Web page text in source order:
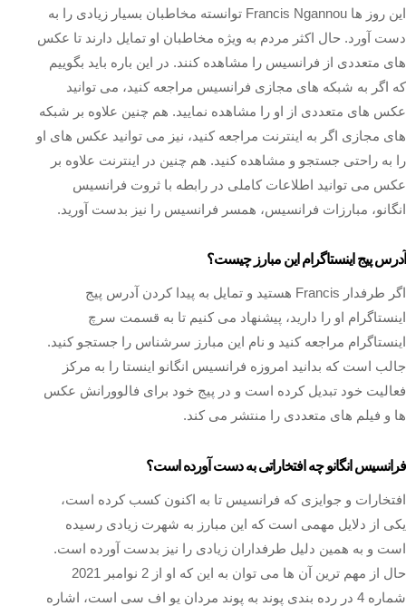
این روز ها Francis Ngannou توانسته مخاطبان بسیار زیادی را به
دست آورد. حال اکثر مردم به ویژه مخاطبان او تمایل دارند تا عکس
های متعددی از فرانسیس را مشاهده کنند. در این باره باید بگوییم
که اگر به شبکه‌ های مجازی فرانسیس مراجعه کنید، می‌ توانید
عکس‌ های متعددی از او را مشاهده نمایید. هم چنین علاوه بر شبکه‌
های مجازی اگر به اینترنت مراجعه کنید، نیز می‌ توانید عکس‌ های او
را به راحتی جستجو و مشاهده کنید. هم چنین در اینترنت علاوه بر
عکس می توانید اطلاعات کاملی در رابطه با ثروت فرانسیس
انگانو، مبارزات فرانسیس، همسر فرانسیس را نیز بدست آورید.
آدرس پیج اینستاگرام این مبارز چیست؟
اگر طرفدار Francis هستید و تمایل به پیدا کردن آدرس پیج
اینستاگرام او را دارید، پیشنهاد می کنیم تا به قسمت سرچ
اینستاگرام مراجعه کنید و نام این مبارز سرشناس را جستجو کنید.
جالب است که بدانید امروزه فرانسیس انگانو اینستا را به مرکز
فعالیت خود تبدیل کرده است و در پیج خود برای فالوورانش عکس
ها و فیلم های متعددی را منتشر می کند.
فرانسیس انگانو چه افتخاراتی به دست آورده است؟
افتخارات و جوایزی که فرانسیس تا به اکنون کسب کرده است،
یکی از دلایل مهمی است که این مبارز به شهرت زیادی رسیده
است و به همین دلیل طرفداران زیادی را نیز بدست آورده است.
حال از مهم ترین آن ها می توان به این که او از 2 نوامبر 2021
شماره 4 در رده بندی پوند به پوند مردان یو اف سی است، اشاره